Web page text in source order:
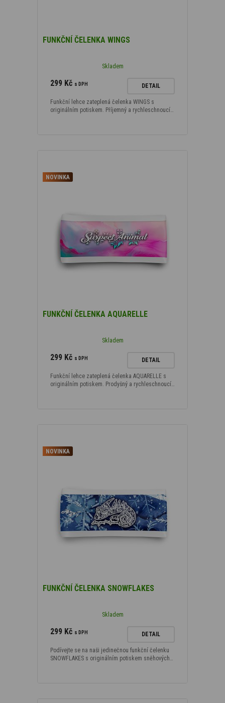
Podle velikosti
FUNKČNÍ ČELENKA WINGS
Skladem
299 Kč s DPH DETAIL
Funkční lehce zateplená čelenka WINGS s
originálním potiskem. Příjemný a rychleschnoucí…
NOVINKA
FUNKČNÍ ČELENKA AQUARELLE
Skladem
299 Kč s DPH DETAIL
Funkční lehce zateplená čelenka AQUARELLE s
originálním potiskem. Prodyšný a rychleschnoucí…
NOVINKA
FUNKČNÍ ČELENKA SNOWFLAKES
Skladem
299 Kč s DPH DETAIL
Podívejte se na naši jedinečnou funkční čelenku
SNOWFLAKES s originálním potiskem sněhových…